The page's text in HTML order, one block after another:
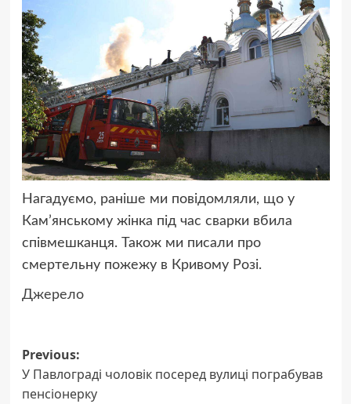
Нагадуємо, раніше ми повідомляли, що у
Кам’янському жінка під час сварки вбила
співмешканця. Також ми писали про
смертельну пожежу в Кривому Розі.
Джерело
Post
navigation
Previous:
У Павлограді чоловік посеред вулиці пограбував
пенсіонерку